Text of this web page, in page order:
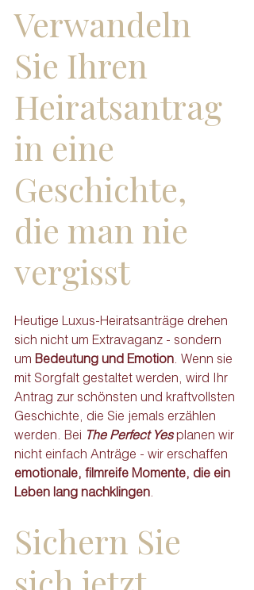
Verwandeln
Sie Ihren
Heiratsantrag
in eine
Geschichte,
die man nie
vergisst
Heutige Luxus-Heiratsanträge drehen
sich nicht um Extravaganz - sondern
um Bedeutung und Emotion . Wenn sie
mit Sorgfalt gestaltet werden, wird Ihr
Antrag zur schönsten und kraftvollsten
Geschichte, die Sie jemals erzählen
werden. Bei The Perfect Yes planen wir
nicht einfach Anträge - wir erschaffen
emotionale, filmreife Momente, die ein
Leben lang nachklingen
Sichern Sie